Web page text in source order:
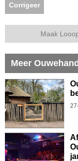
Corrigeer
Maak
Meer